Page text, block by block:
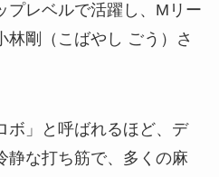
プレベルで活躍し、Mリー
林剛（こばやし ごう）さ
ボ」と呼ばれるほど、デ
静な打ち筋で、多くの麻